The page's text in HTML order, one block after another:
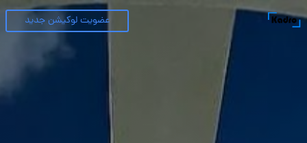
عضویت لوکیشن جدید